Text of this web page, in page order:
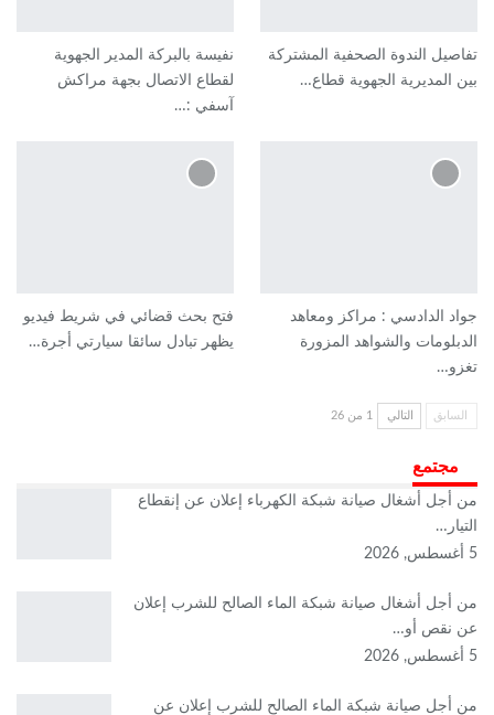
نفيسة بالبركة المدير الجهوية
لقطاع الاتصال بجهة مراكش
آسفي :…
تفاصيل الندوة الصحفية المشتركة
بين المديرية الجهوية قطاع…
فتح بحث قضائي في شريط فيديو
يظهر تبادل سائقا سيارتي أجرة…
جواد الدادسي : مراكز ومعاهد
الدبلومات والشواهد المزورة
تغزو…
السابق التالي 1 من 26
مجتمع
من أجل أشغال صيانة شبكة الكهرباء إعلان عن إنقطاع
التيار…
5 أغسطس, 2026
من أجل أشغال صيانة شبكة الماء الصالح للشرب إعلان
عن نقص أو…
5 أغسطس, 2026
من أجل صيانة شبكة الماء الصالح للشرب إعلان عن